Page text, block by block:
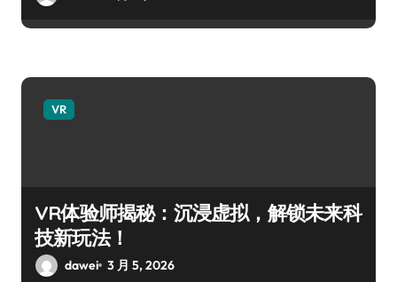
VR
VR体验师揭秘：沉浸虚拟，解锁未来科
技新玩法！
dawei 3 月 5, 2026